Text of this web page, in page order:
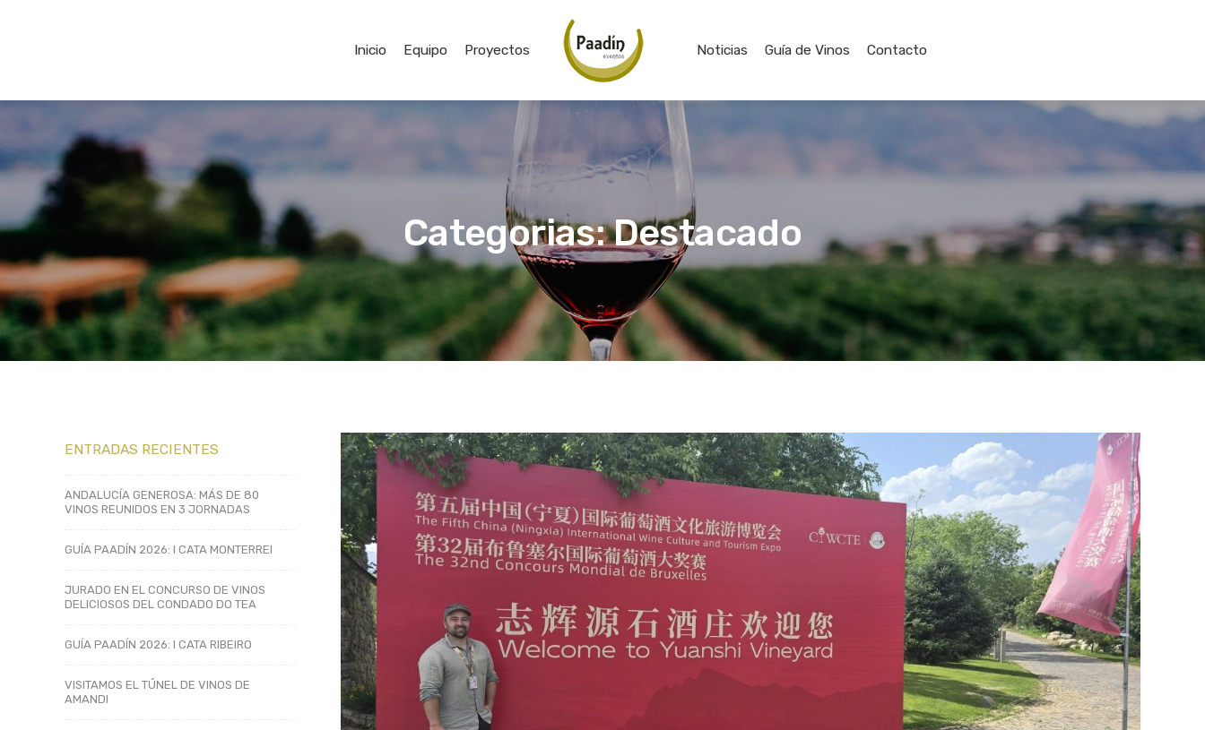
Inicio Equipo Proyectos Noticias Guía de Vinos Contacto
Categorias: Destacado
ENTRADAS RECIENTES
ANDALUCÍA GENEROSA: MÁS DE 80
VINOS REUNIDOS EN 3 JORNADAS
GUÍA PAADÍN 2026: I CATA MONTERREI
JURADO EN EL CONCURSO DE VINOS
DELICIOSOS DEL CONDADO DO TEA
GUÍA PAADÍN 2026: I CATA RIBEIRO
VISITAMOS EL TÚNEL DE VINOS DE
AMANDI